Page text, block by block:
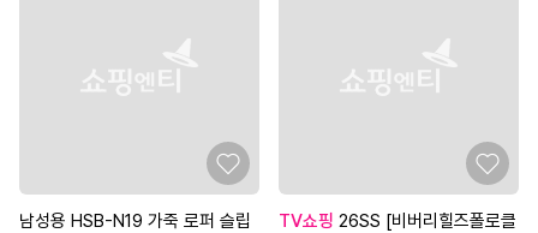
남성용 HSB-N19 가죽 로퍼 슬립
TV쇼핑